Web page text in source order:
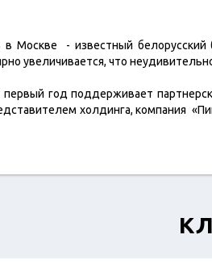
в Москве - известный
увеличивается, что
год поддерживает
холдинга, компания